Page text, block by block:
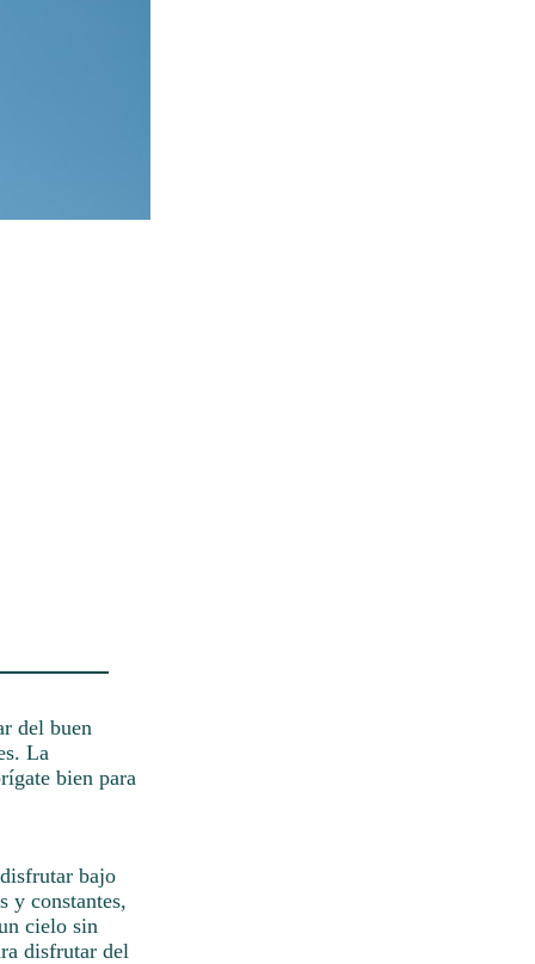
del buen
La
bien para
bajo
y constantes,
cielo sin
disfrutar del